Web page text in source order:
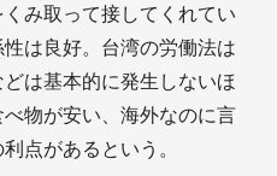
み取って接してくれてい
は良好。台湾の労働法は
は基本的に発生しないほ
物が安い、海外なのに言
点があるという。